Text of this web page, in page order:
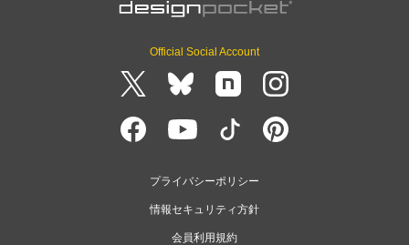
Official Social Account
プライバシーポリシー
情報セキュリティ方針
会員利用規約